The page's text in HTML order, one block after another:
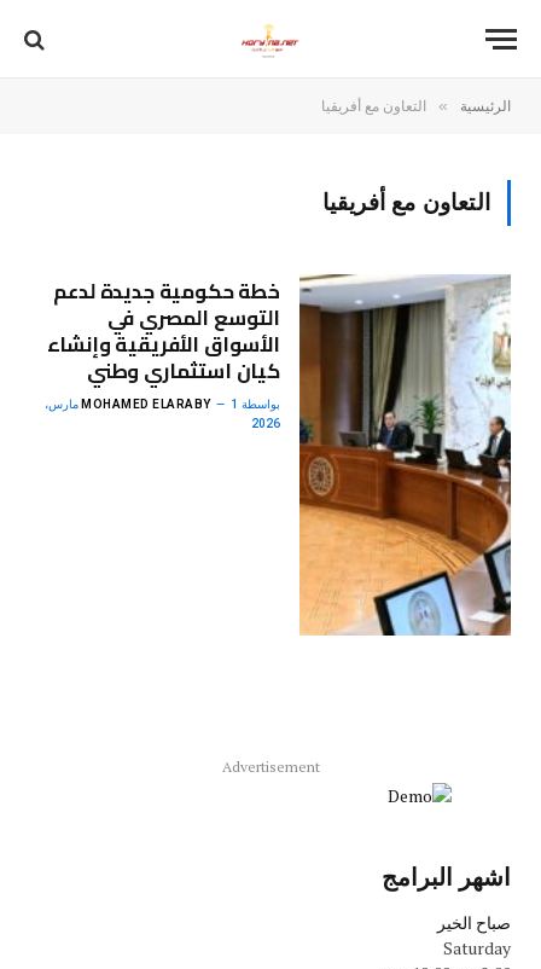
الرئيسية » التعاون مع أفريقيا
التعاون مع أفريقيا
خطة حكومية جديدة لدعم
التوسع المصري في
الأسواق الأفريقية وإنشاء
كيان استثماري وطني
بواسطة MOHAMED ELARABY 1 مارس،
2026
Advertisement
اشهر البرامج
صباح الخير
Saturday